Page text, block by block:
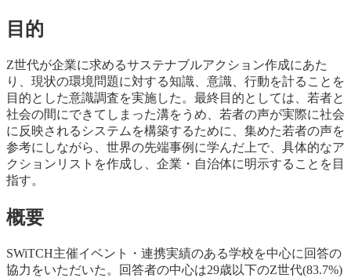
目的
Z世代が企業に求めるサステナブルアクション作成にあた
り、現状の環境問題に対する知識、意識、行動を計ることを
目的とした意識調査を実施した。最終目的としては、若者と
社会の間にできてしまった溝をうめ、若者の声が実際に社会
に反映されるシステムを構築するために、集めた若者の声を
参考にしながら、世界の先端事例に学んだ上で、具体的なア
クションリストを作成し、企業・自治体に明示することを目
指す。
概要
SWiTCH主催イベント・連携実績のある学校を中心に回答の
協力をいただいた。回答者の中心は29歳以下のZ世代(83.7%)